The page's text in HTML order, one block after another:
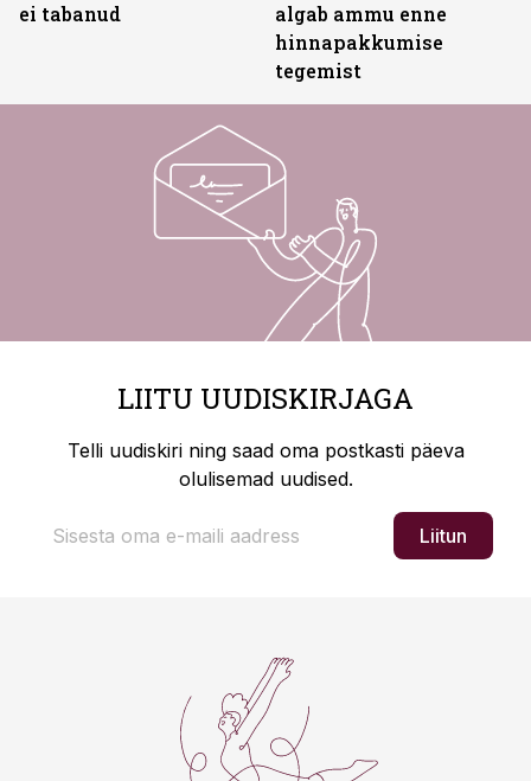
ei tabanud
algab ammu enne
hinnapakkumise
tegemist
LIITU UUDISKIRJAGA
Telli uudiskiri ning saad oma postkasti päeva
olulisemad uudised.
Liitun